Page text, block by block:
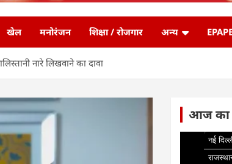
खेल मनोरंजन शिक्षा / रोजगार अन्य
नारे लिखवाने का दावा
आज का
नई